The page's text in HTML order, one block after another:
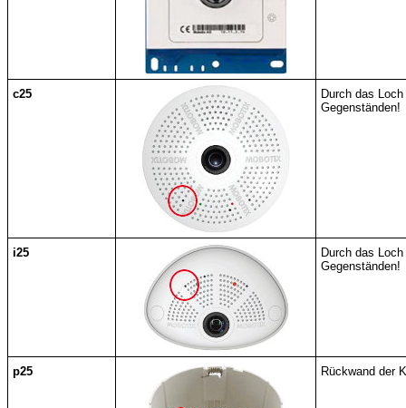
c25
Durch das
Gegenständen!
i25
Durch das
Gegenständen!
p25 Rückwand der